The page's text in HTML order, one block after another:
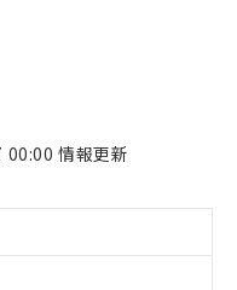
情報更新